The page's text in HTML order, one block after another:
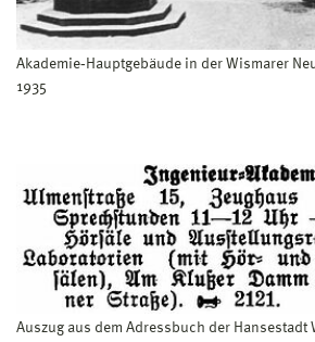
Akademie‐Hauptgebäude in der Wismarer
1935
Auszug aus dem Adressbuch der Hansestadt